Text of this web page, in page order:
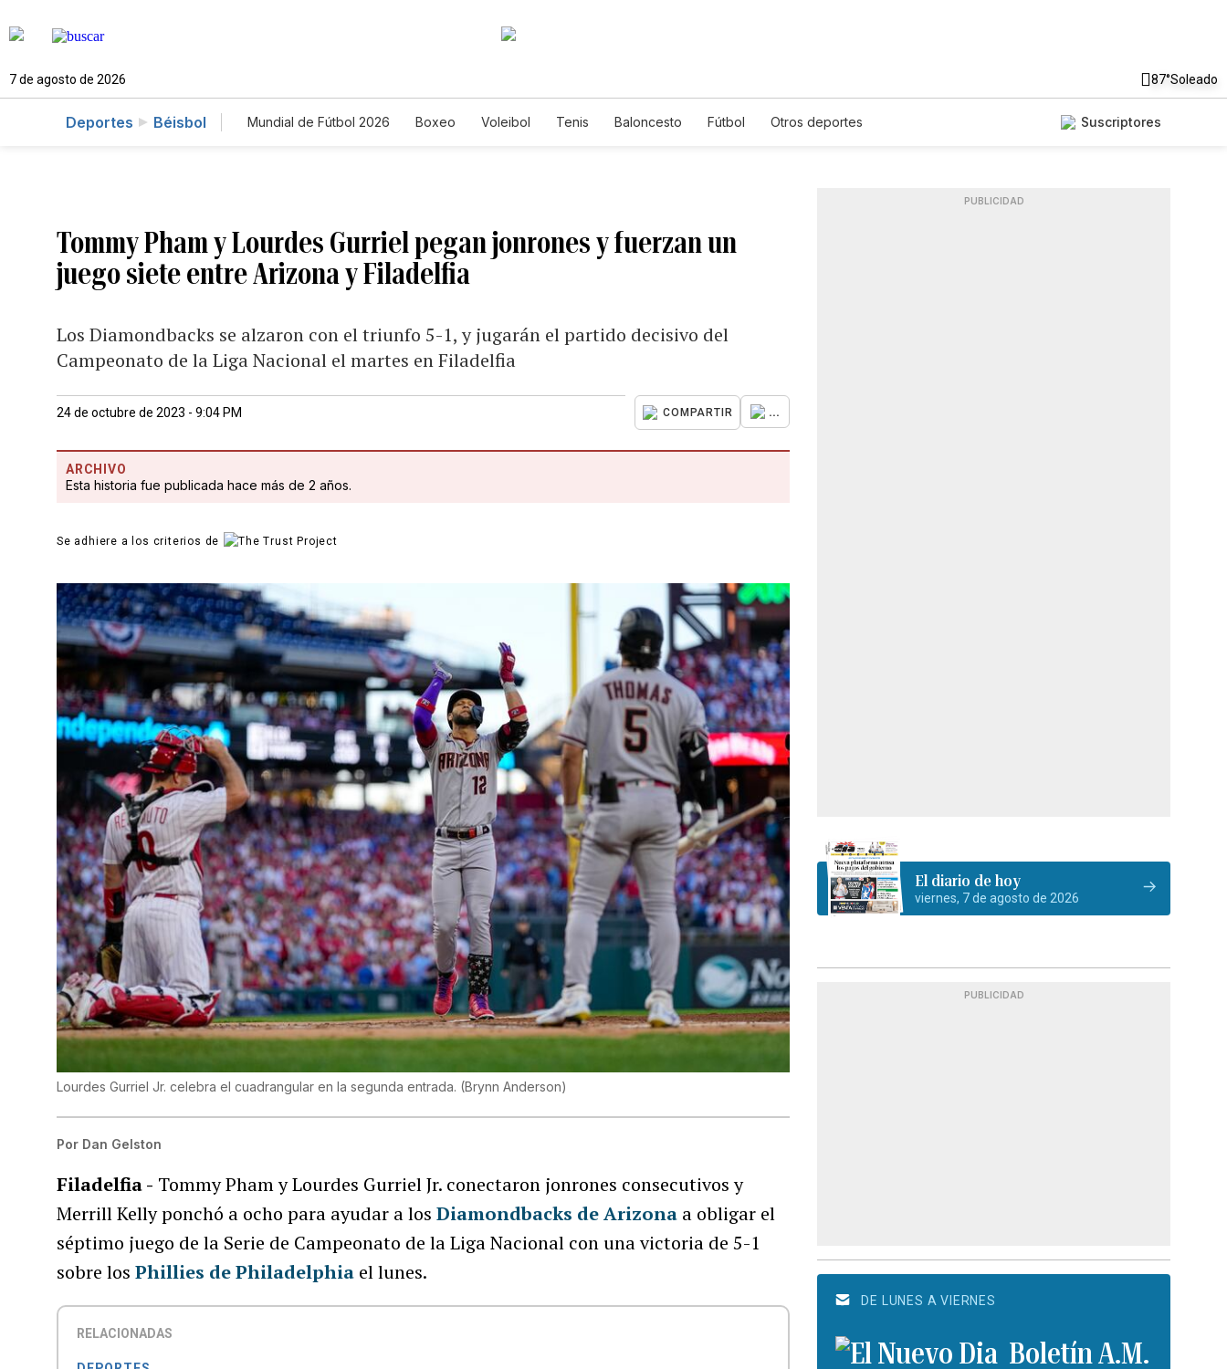
7 de agosto de 2026 87°Soleado
Deportes Béisbol Mundial de Fútbol 2026 Boxeo Voleibol Tenis Baloncesto Fútbol Otros deportes Suscriptores
Tommy Pham y Lourdes Gurriel pegan jonrones y fuerzan un
juego siete entre Arizona y Filadelfia
Los Diamondbacks se alzaron con el triunfo 5-1, y jugarán el partido decisivo del
Campeonato de la Liga Nacional el martes en Filadelfia
24 de octubre de 2023 - 9:04 PM COMPARTIR ...
ARCHIVO
Esta historia fue publicada hace más de 2 años.
Se adhiere a los criterios de
Lourdes Gurriel Jr. celebra el cuadrangular en la segunda entrada. (Brynn Anderson)
Por Dan Gelston
Filadelfia - Tommy Pham y Lourdes Gurriel Jr. conectaron jonrones consecutivos y
Merrill Kelly ponchó a ocho para ayudar a los Diamondbacks de Arizona a obligar el
séptimo juego de la Serie de Campeonato de la Liga Nacional con una victoria de 5-1
sobre losPhillies de Philadelphia el lunes.
RELACIONADAS
PUBLICIDAD
El diario de hoy
viernes, 7 de agosto de 2026
PUBLICIDAD
DE LUNES A VIERNES
Boletín A.M.